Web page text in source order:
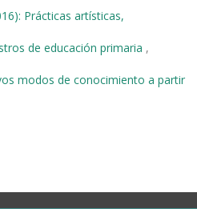
Prácticas artísticas,
de educación primaria ,
modos de conocimiento a partir